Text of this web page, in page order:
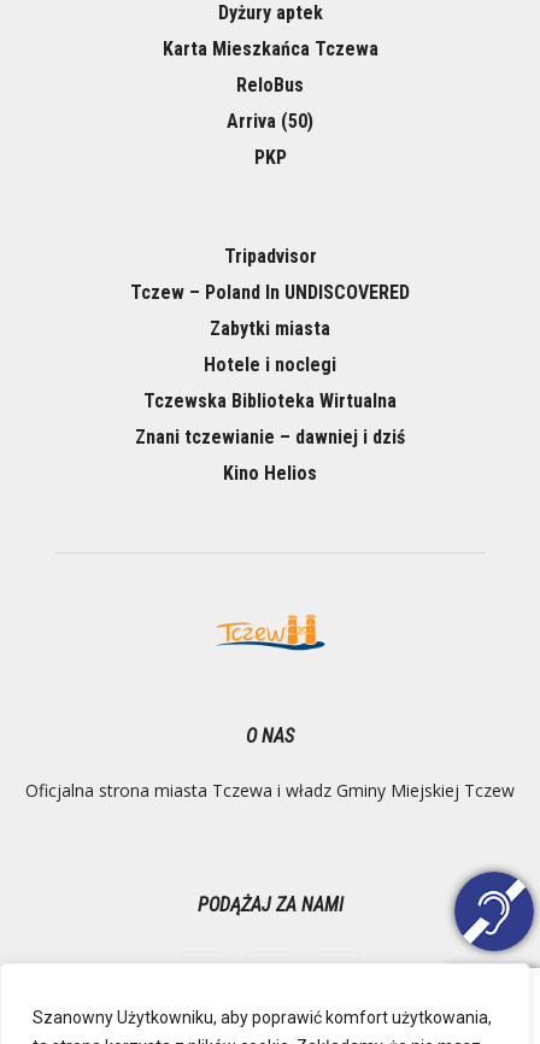
Szanowny Użytkowniku, aby poprawić komfort użytkowania,
Dyżury aptek
Karta Mieszkańca Tczewa
ReloBus
Arriva (50)
PKP
Tripadvisor
Tczew – Poland In UNDISCOVERED
Zabytki miasta
Hotele i noclegi
Tczewska Biblioteka Wirtualna
Znani tczewianie – dawniej i dziś
Kino Helios
O NAS
Oficjalna strona miasta Tczewa i władz Gminy Miejskiej Tczew
PODĄŻAJ ZA NAMI